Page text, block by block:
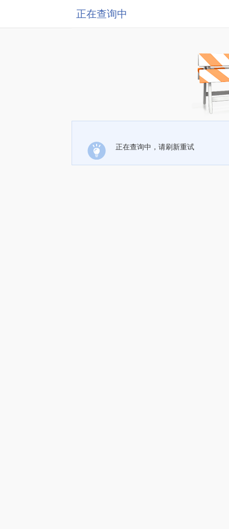
正在查询中
正在查询中，请刷新重试